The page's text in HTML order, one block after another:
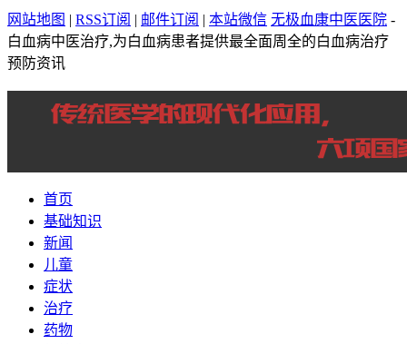
网站地图 | RSS订阅 | 邮件订阅 | 本站微信 无极血康中医医院 -
白血病中医治疗,为白血病患者提供最全面周全的白血病治疗
预防资讯
首页
基础知识
新闻
儿童
症状
治疗
药物